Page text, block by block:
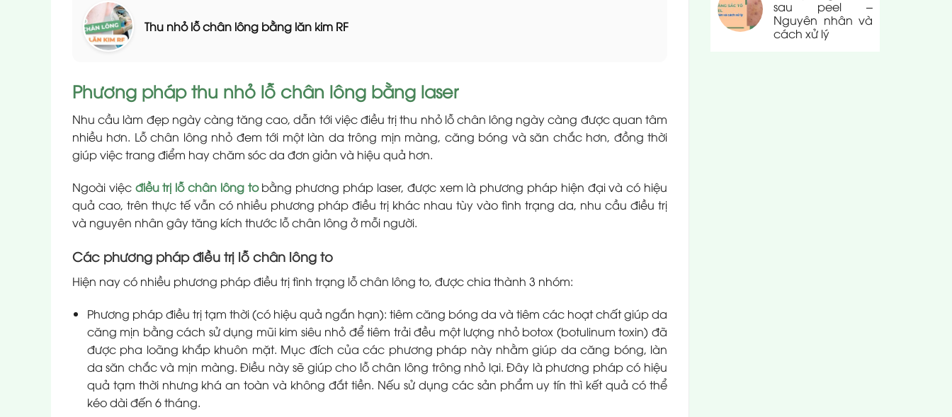
Thu nhỏ lỗ chân lông bằng lăn kim RF
Phương pháp thu nhỏ lỗ chân lông bằng laser
Nhu cầu làm đẹp ngày càng tăng cao, dẫn tới việc điều trị thu nhỏ lỗ chân lông ngày càng được quan tâm
nhiều hơn. Lỗ chân lông nhỏ đem tới một làn da trông mịn màng, căng bóng và săn chắc hơn, đồng thời
giúp việc trang điểm hay chăm sóc da đơn giản và hiệu quả hơn.
Ngoài việc điều trị lỗ chân lông tobằng phương pháp laser, được xem là phương pháp hiện đại và có hiệu
quả cao, trên thực tế vẫn có nhiều phương pháp điều trị khác nhau tùy vào tình trạng da, nhu cầu điều trị
và nguyên nhân gây tăng kích thước lỗ chân lông ở mỗi người.
Các phương pháp điều trị lỗ chân lông to
Hiện nay có nhiều phương pháp điều trị tình trạng lỗ chân lông to, được chia thành 3 nhóm:
Phương pháp điều trị tạm thời (có hiệu quả ngắn hạn): tiêm căng bóng da và tiêm các hoạt chất giúp da
căng mịn bằng cách sử dụng mũi kim siêu nhỏ để tiêm trải đều một lượng nhỏ botox (botulinum toxin) đã
được pha loãng khắp khuôn mặt. Mục đích của các phương pháp này nhằm giúp da căng bóng, làn
da săn chắc và mịn màng. Điều này sẽ giúp cho lỗ chân lông trông nhỏ lại. Đây là phương pháp có hiệu
quả tạm thời nhưng khá an toàn và không đắt tiền. Nếu sử dụng các sản phẩm uy tín thì kết quả có thể
kéo dài đến 6 tháng.
sau peel –
Nguyên nhân và
cách xử lý